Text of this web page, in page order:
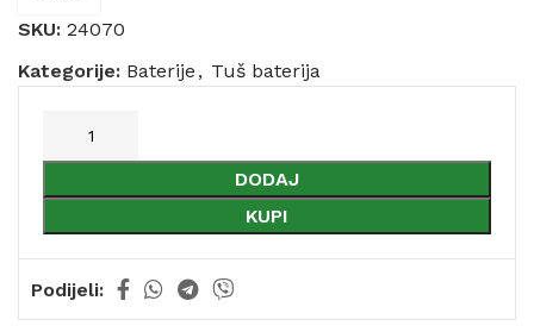
SKU: 24070
Kategorije: Baterije , Tuš baterija
DODAJ
KUPI
Podijeli: